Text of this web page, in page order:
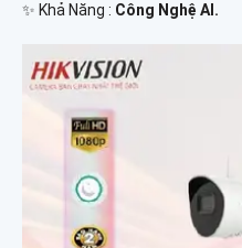
️✨ Khả Năng : Công Nghệ AI.